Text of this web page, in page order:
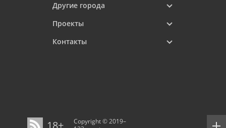
Другие города
Проекты
Контакты
18+
Copyright © 2019–